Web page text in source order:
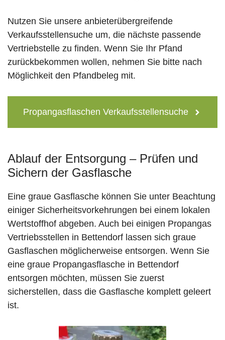
Nutzen Sie unsere anbieterübergreifende
Verkaufsstellensuche um, die nächste passende
Vertriebstelle zu finden. Wenn Sie Ihr Pfand
zurückbekommen wollen, nehmen Sie bitte nach
Möglichkeit den Pfandbeleg mit.
Propangasflaschen Verkaufsstellensuche
Ablauf der Entsorgung – Prüfen und
Sichern der Gasflasche
Eine graue Gasflasche können Sie unter Beachtung
einiger Sicherheitsvorkehrungen bei einem lokalen
Wertstoffhof abgeben. Auch bei einigen Propangas
Vertriebsstellen in Bettendorf lassen sich graue
Gasflaschen möglicherweise entsorgen. Wenn Sie
eine graue Propangasflasche in Bettendorf
entsorgen möchten, müssen Sie zuerst
sicherstellen, dass die Gasflasche komplett geleert
ist.